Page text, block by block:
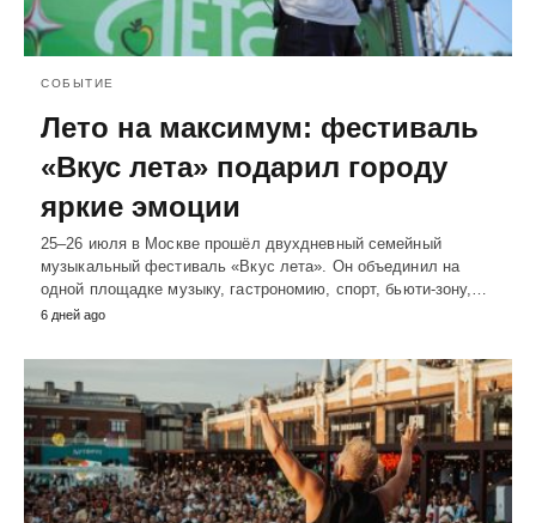
СОБЫТИЕ
Лето на максимум: фестиваль
«Вкус лета» подарил городу
яркие эмоции
25–26 июля в Москве прошёл двухдневный семейный
музыкальный фестиваль «Вкус лета». Он объединил на
одной площадке музыку, гастрономию, спорт, бьюти-зону,…
6 дней ago